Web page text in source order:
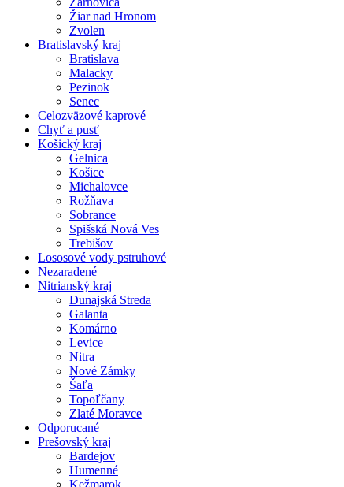
Žiar nad Hronom
Zvolen
Bratislavský kraj
Bratislava
Malacky
Pezinok
Senec
Celozväzové kaprové
Chyť a pusť
Košický kraj
Gelnica
Košice
Michalovce
Rožňava
Sobrance
Spišská Nová Ves
Trebišov
Lososové vody pstruhové
Nezaradené
Nitrianský kraj
Dunajská Streda
Galanta
Komárno
Levice
Nitra
Nové Zámky
Šaľa
Topoľčany
Zlaté Moravce
Odporucané
Prešovský kraj
Bardejov
Humenné
Kežmarok